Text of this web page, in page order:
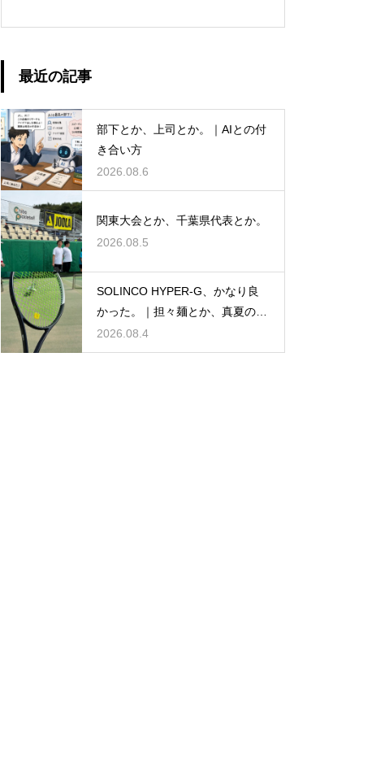
最近の記事
部下とか、上司とか。｜AIとの付
き合い方
2026.08.6
関東大会とか、千葉県代表とか。
2026.08.5
SOLINCO HYPER-G、かなり良
かった。｜担々麺とか、真夏のテ
ニスとか。
2026.08.4